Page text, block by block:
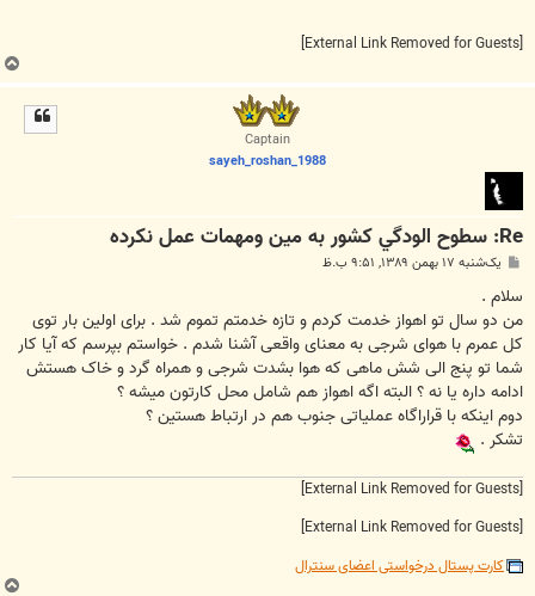
[External Link Removed for Guests]
Captain
sayeh_roshan_1988
Re: سطوح الودگي كشور به مين ومهمات عمل نكرده
ت
یک‌شنبه ۱۷ بهمن ۱۳۸۹, ۹:۵۱ ب.ظ
سلام .
من دو سال تو اهواز خدمت کردم و تازه خدمتم تموم شد . برای اولین بار توی
کل عمرم با هوای شرجی به معنای واقعی آشنا شدم . خواستم بپرسم که آیا کار
شما تو پنج الی شش ماهی که هوا بشدت شرجی و همراه گرد و خاک هستش
ادامه داره یا نه ؟ البته اگه اهواز هم شامل محل کارتون میشه ؟
دوم اینکه با قراراگاه عملیاتی جنوب هم در ارتباط هستین ؟
تشکر .
[External Link Removed for Guests]
[External Link Removed for Guests]
کارت پستال درخواستی اعضای سنترال